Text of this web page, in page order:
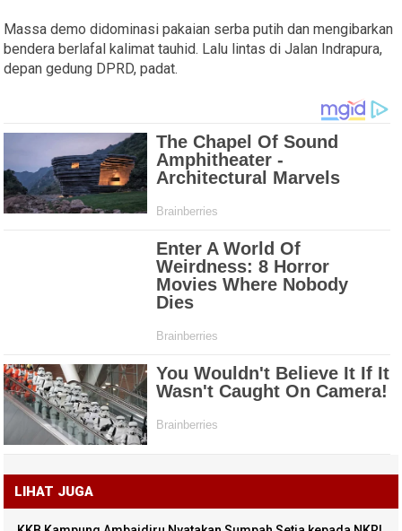
Massa demo didominasi pakaian serba putih dan mengibarkan
bendera berlafal kalimat tauhid. Lalu lintas di Jalan Indrapura,
depan gedung DPRD, padat.
LIHAT JUGA